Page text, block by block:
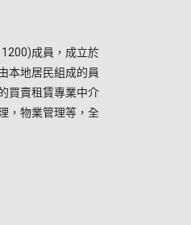
成員，成立於
本地居民組成的員
買賣租賃專業中介
，物業管理等，全